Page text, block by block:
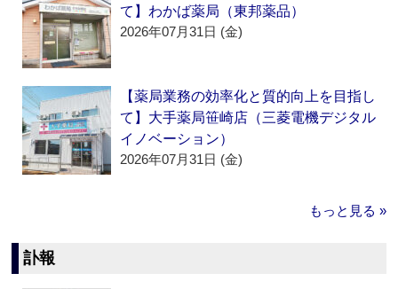
て】わかば薬局（東邦薬品）
2026年07月31日 (金)
【薬局業務の効率化と質的向上を目指し
て】大手薬局笹崎店（三菱電機デジタル
イノベーション）
2026年07月31日 (金)
もっと見る »
訃報